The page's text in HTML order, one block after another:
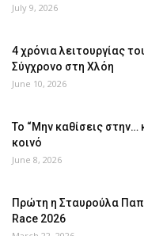
July 9, 2026
4 χρόνια λειτουργίας
Σύγχρονο στη Χλόη
June 10, 2026
Το “Μην καθίσεις στην…
κοινό
June 8, 2026
Πρώτη η Σταυρούλα
Race 2026